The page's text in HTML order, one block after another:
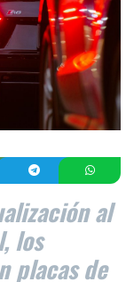
al
los
placas de